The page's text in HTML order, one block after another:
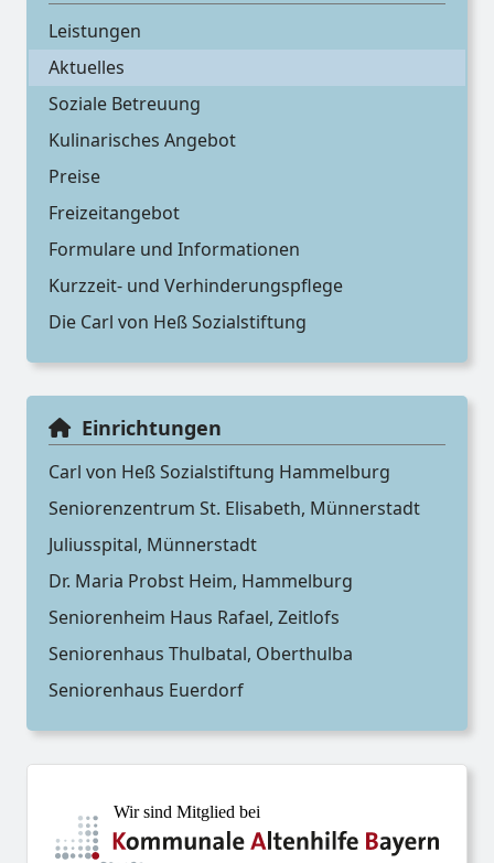
Leistungen
Aktuelles
Soziale Betreuung
Kulinarisches Angebot
Preise
Freizeitangebot
Formulare und Informationen
Kurzzeit- und Verhinderungspflege
Die Carl von Heß Sozialstiftung
Einrichtungen
Carl von Heß Sozialstiftung Hammelburg
Seniorenzentrum St. Elisabeth, Münnerstadt
Juliusspital, Münnerstadt
Dr. Maria Probst Heim, Hammelburg
Seniorenheim Haus Rafael, Zeitlofs
Seniorenhaus Thulbatal, Oberthulba
Seniorenhaus Euerdorf